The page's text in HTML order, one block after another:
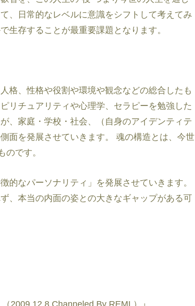
、日常的なレベルに意識をシフトして考えてみ
生存することが最重要課題となります。
格、性格や役割や環境や観念などの総合したも
リチュアリティや心理学、セラピーを勉強した
、家庭・学校・社会、（自身のアイデンティテ
面を発展させていきます。 魂の構造とは、今世
のです。
的なパーソナリティ」を発展させていきます。
、本当の内面の姿との大きなギャップがある可